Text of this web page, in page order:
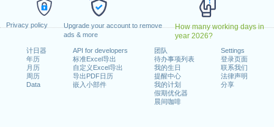
Privacy policy
Upgrade your account to remove
ads & more
How many working days in
year 2026?
计日器
年历
月历
周历
Data
API for developers
标准Excel导出
自定义Excel导出
导出PDF日历
嵌入小部件
团队
待办事项列表
我的生日
提醒中心
我的计划
假期优化器
晨间咖啡
Settings
登录页面
联系我们
法律声明
分享
年10月3日星期五
星期四
年12月26日星期五
3月8日星期六